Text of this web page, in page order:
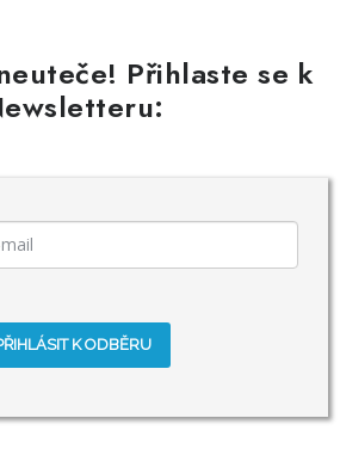
Přihlaste se k
K ODBĚRU